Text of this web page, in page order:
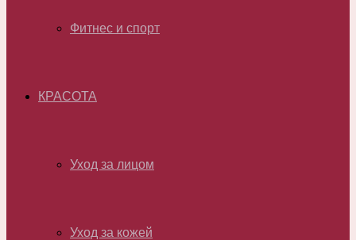
Фитнес и спорт
КРАСОТА
Уход за лицом
Уход за кожей